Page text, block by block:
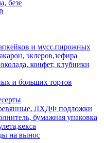
безе
и мусс.пирожных
эклеров,зефира
конфет, клубники
и больших тортов
ЛХДФ подложки
бумажная упаковка
на вынос